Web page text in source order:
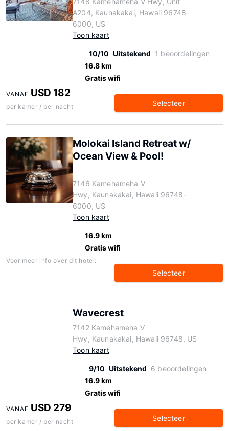
A204, Kaunakakai, Hawaii 96748-
6000, US
Toon kaart
10/10 Uitstekend 1 beoordelingen
16.8 km
Gratis wifi
VANAF USD 182
per kamer / per nacht Selecteer
Molokai Island Retreat w/
Ocean View & Pool!
7146 Kamehameha V
Hwy, Kaunakakai, Hawaii 96748-
6000, US
Toon kaart
16.9 km
Gratis wifi
Voor meer info over dit hotel:
Selecteer
Wavecrest
7142 Kamehameha V
Hwy, Kaunakakai, Hawaii 96748, US
Toon kaart
9/10 Uitstekend 6 beoordelingen
16.9 km
Gratis wifi
VANAF USD 279
per kamer / per nacht Selecteer